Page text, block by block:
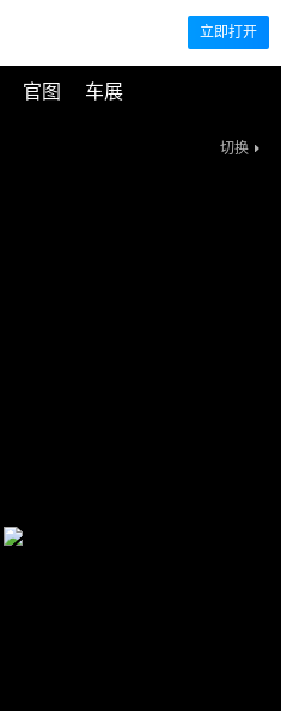
立即打开
官图 车展
切换